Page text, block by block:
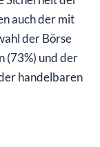
auch der mit
der Börse
(73%) und der
handelbaren